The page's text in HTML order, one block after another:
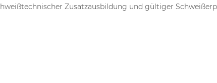
Zusatzausbildung und gültiger